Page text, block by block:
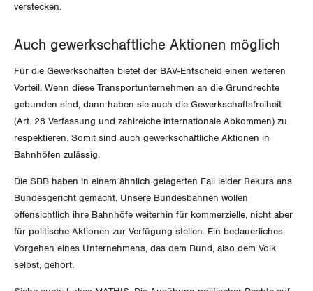
Glarus
Graubünden
Jura
Luzern
Neuenburg
Obwalden
Schaffhausen
Schwyz
verstecken.
Auch gewerkschaftliche Aktionen möglich
Für die Gewerkschaften bietet der BAV-Entscheid einen weiteren
Vorteil. Wenn diese Transportunternehmen an die Grundrechte
gebunden sind, dann haben sie auch die Gewerkschaftsfreiheit
(Art. 28 Verfassung und zahlreiche internationale Abkommen) zu
respektieren . Somit sind auch gewerkschaftliche Aktionen in
Bahnhöfen zulässig.
Die SBB haben in einem ähnlich gelagerten Fall leider Rekurs ans
Bundesgericht gemacht. Unsere Bundesbahnen wollen
offensichtlich ihre Bahnhöfe weiterhin für kommerzielle, nicht aber
für politische Aktionen zur Verfügung stellen. Ein bedauerliches
Vorgehen eines Unternehmens, das dem Bund, also dem Volk
selbst, gehört.